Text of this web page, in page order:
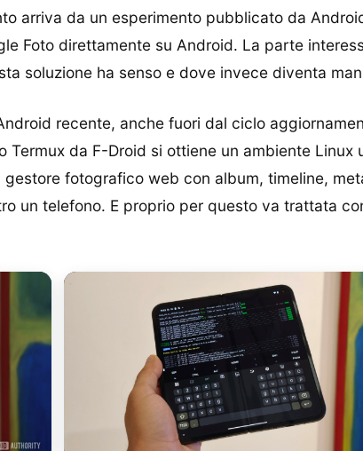
arriva da un esperimento pubblicato da
Foto direttamente su Android. La parte
soluzione ha senso e dove invece diventa
recente, anche fuori dal ciclo
da F-Droid si ottiene un ambiente Linux
fotografico web con album, timeline,
un telefono. E proprio per questo va trattata